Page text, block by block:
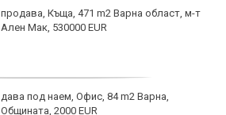
продава, Къща, 471 m2 Варна област, м-т
Ален Мак, 530000 EUR
дава под наем, Офис, 84 m2 Варна,
Общината, 2000 EUR